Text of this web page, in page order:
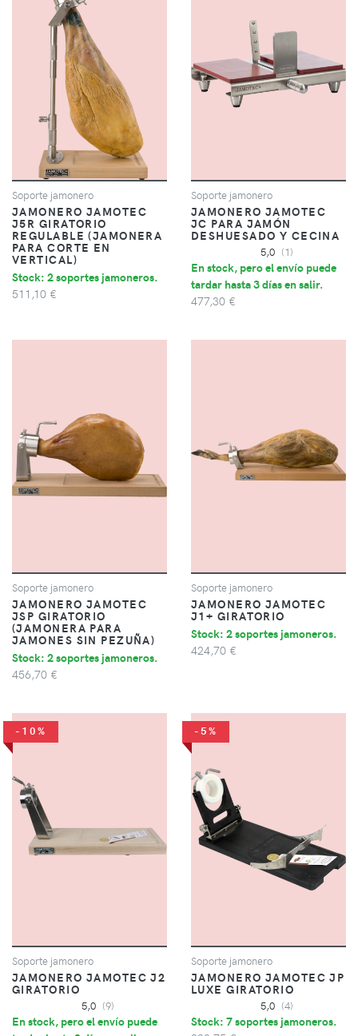
Soporte jamonero
JAMONERO JAMOTEC
J5R GIRATORIO
REGULABLE (JAMONERA
PARA CORTE EN
VERTICAL)
Stock: 2 soportes jamoneros.
511,10 €
Soporte jamonero
JAMONERO JAMOTEC
JC PARA JAMÓN
DESHUESADO Y CECINA
5,0 (1)
En stock, pero el envío puede
tardar hasta 3 días en salir.
477,30 €
Soporte jamonero
JAMONERO JAMOTEC
JSP GIRATORIO
(JAMONERA PARA
JAMONES SIN PEZUÑA)
Stock: 2 soportes jamoneros.
456,70 €
Soporte jamonero
JAMONERO JAMOTEC
J1+ GIRATORIO
Stock: 2 soportes jamoneros.
424,70 €
-10%
Soporte jamonero
JAMONERO JAMOTEC J2
GIRATORIO
5,0 (9)
En stock, pero el envío puede
-5%
Soporte jamonero
JAMONERO JAMOTEC JP
LUXE GIRATORIO
5,0 (4)
Stock: 7 soportes jamoneros.